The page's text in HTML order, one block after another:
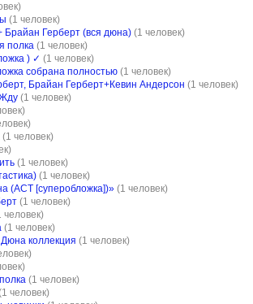
(1 человек)
Брайан Герберт (вся дюна) (1 человек)
полка (1 человек)
) ✓ (1 человек)
собрана полностью (1 человек)
Брайан Герберт+Кевин Андерсон (1 человек)
(1 человек)
(1 человек)
(1 человек)
(1 человек)
(АСТ [суперобложка])» (1 человек)
(1 человек)
человек)
(1 человек)
коллекция (1 человек)
(1 человек)
человек)